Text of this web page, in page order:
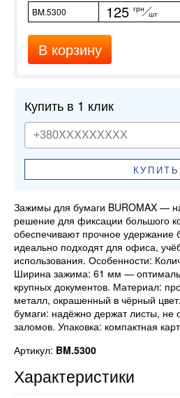
BM.5300 125 грн
шт
В корзину
Купить в 1 клик
КУПИТЬ
Зажимы для бумаги BUROMAX —
решение для фиксации большого
обеспечивают прочное удержание
идеально подходят для офиса,
использования. Особенности:
Ширина зажима: 61 мм —
крупных документов. Материал:
металл, окрашенный в чёрный
бумаги: надёжно держат листы, не
заломов. Упаковка: компактная
Артикул: BM.5300
Характеристики